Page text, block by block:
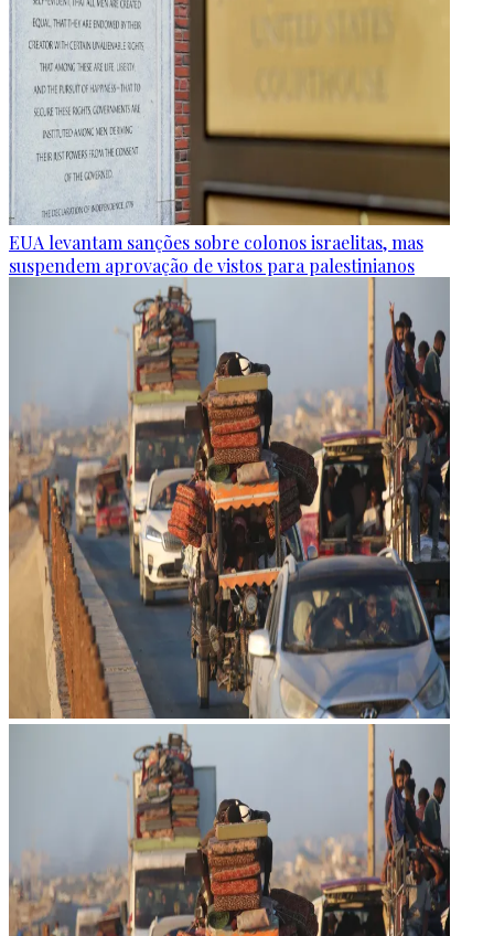
EUA levantam sanções sobre colonos israelitas, mas
suspendem aprovação de vistos para palestinianos